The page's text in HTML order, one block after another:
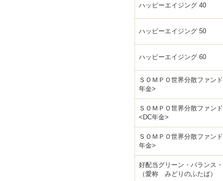
ハッピーエイジング 40
ハッピーエイジング 50
ハッピーエイジング 60
ＳＯＭＰＯ世界分散ファン
年金>
ＳＯＭＰＯ世界分散ファン
<DC年金>
ＳＯＭＰＯ世界分散ファン
年金>
好配当グリーン・バランス
（愛称 みどりのふたば）